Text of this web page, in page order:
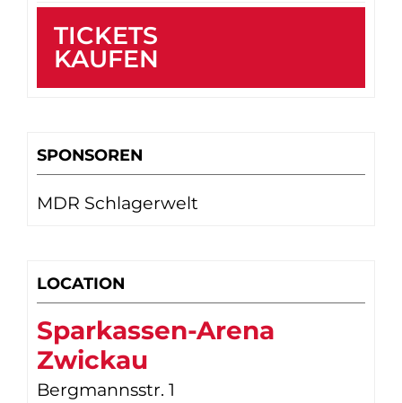
TICKETS
KAUFEN
SPONSOREN
MDR Schlagerwelt
LOCATION
Sparkassen-Arena
Zwickau
Bergmannsstr. 1